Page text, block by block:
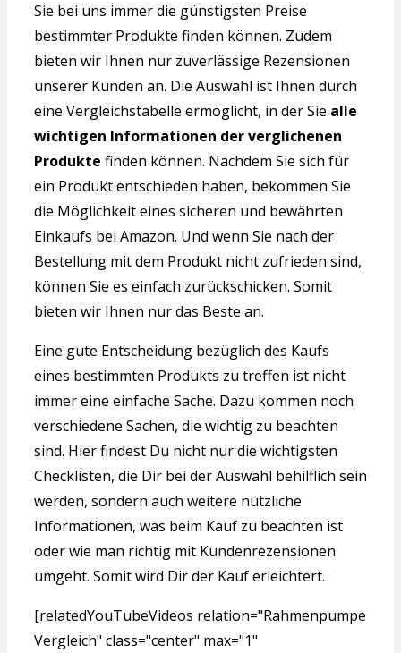
Sie bei uns immer die günstigsten Preise
bestimmter Produkte finden können. Zudem
bieten wir Ihnen nur zuverlässige Rezensionen
unserer Kunden an. Die Auswahl ist Ihnen durch
eine Vergleichstabelle ermöglicht, in der Sie alle
wichtigen Informationen der verglichenen
Produkte finden können. Nachdem Sie sich für
ein Produkt entschieden haben, bekommen Sie
die Möglichkeit eines sicheren und bewährten
Einkaufs bei Amazon. Und wenn Sie nach der
Bestellung mit dem Produkt nicht zufrieden sind,
können Sie es einfach zurückschicken. Somit
bieten wir Ihnen nur das Beste an.
Eine gute Entscheidung bezüglich des Kaufs
eines bestimmten Produkts zu treffen ist nicht
immer eine einfache Sache. Dazu kommen noch
verschiedene Sachen, die wichtig zu beachten
sind. Hier findest Du nicht nur die wichtigsten
Checklisten, die Dir bei der Auswahl behilflich sein
werden, sondern auch weitere nützliche
Informationen, was beim Kauf zu beachten ist
oder wie man richtig mit Kundenrezensionen
umgeht. Somit wird Dir der Kauf erleichtert.
[relatedYouTubeVideos relation="Rahmenpumpe
Vergleich" class="center" max="1"